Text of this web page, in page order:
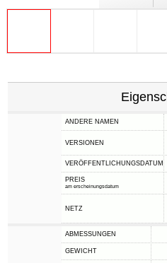
ANDERE NAMEN
VERSIONEN
VERÖFFENTLICHUNGSDATUM
PREIS
am erscheinungsdatum
NETZ
ABMESSUNGEN
GEWICHT